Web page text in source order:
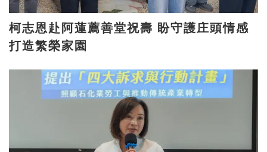
柯志恩赴阿蓮薦善堂祝壽 盼守護庄頭情感
打造繁榮家園